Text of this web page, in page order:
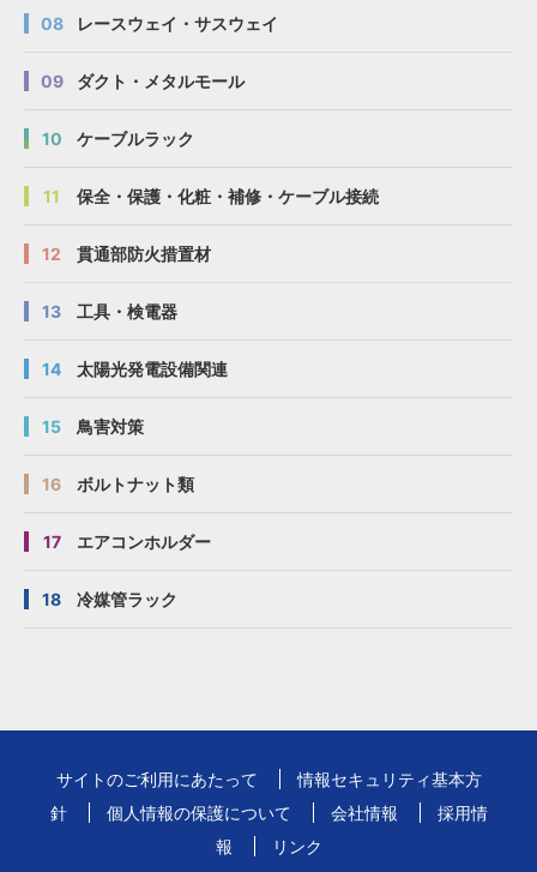
08 レースウェイ・サスウェイ
09 ダクト・メタルモール
10 ケーブルラック
11 保全・保護・化粧・補修・ケーブル接続
12 貫通部防火措置材
13 工具・検電器
14 太陽光発電設備関連
15 鳥害対策
16 ボルトナット類
17 エアコンホルダー
18 冷媒管ラック
サイトのご利用にあたって
情報セキュリティ基本方
針
個人情報の保護について 会社情報
採用情
報
リンク